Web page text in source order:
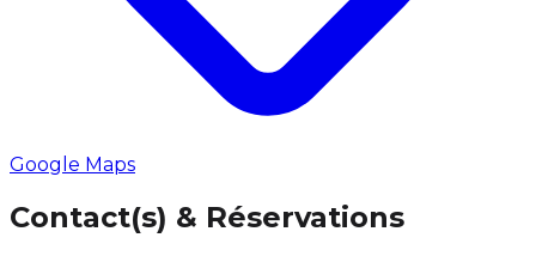
Google Maps
Contact(s) & Réservations